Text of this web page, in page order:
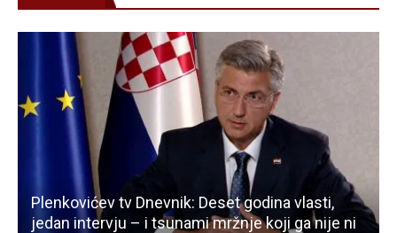
Plenkovićev tv Dnevnik: Deset godina vlasti,
jedan intervju – i tsunami mržnje koji ga nije ni